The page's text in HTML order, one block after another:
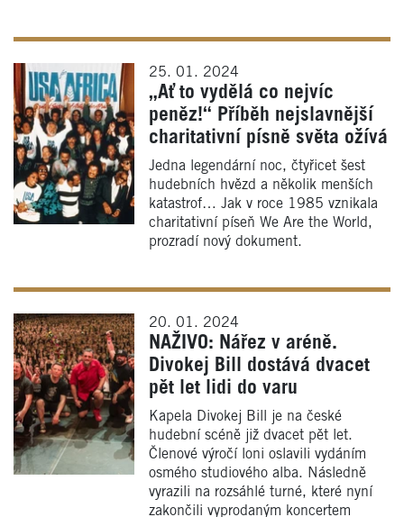
25. 01. 2024
„Ať to vydělá co nejvíc
peněz!“ Příběh nejslavnější
charitativní písně světa ožívá
Jedna legendární noc, čtyřicet šest
hudebních hvězd a několik menších
katastrof… Jak v roce 1985 vznikala
charitativní píseň We Are the World,
prozradí nový dokument.
20. 01. 2024
NAŽIVO: Nářez v aréně.
Divokej Bill dostává dvacet
pět let lidi do varu
Kapela Divokej Bill je na české
hudební scéně již dvacet pět let.
Členové výročí loni oslavili vydáním
osmého studiového alba. Následně
vyrazili na rozsáhlé turné, které nyní
zakončili vyprodaným koncertem